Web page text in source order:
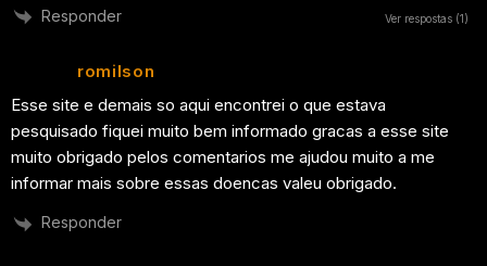
Responder Ver respostas (1)
romilson
Esse site e demais so aqui encontrei o que estava
pesquisado fiquei muito bem informado gracas a esse site
muito obrigado pelos comentarios me ajudou muito a me
informar mais sobre essas doencas valeu obrigado.
Responder